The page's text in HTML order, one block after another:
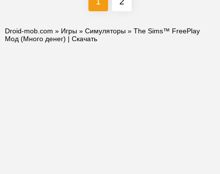
Droid-mob.com » Игры » Симуляторы » The Sims™ FreePlay
Мод (Много денег) | Скачать